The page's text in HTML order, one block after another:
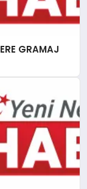
GRAMAJ